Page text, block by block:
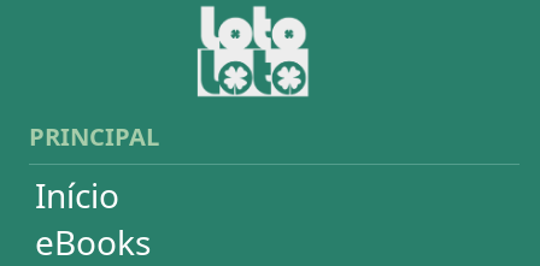
Mega Millions
Euromillions
ESTATÍSTICAS